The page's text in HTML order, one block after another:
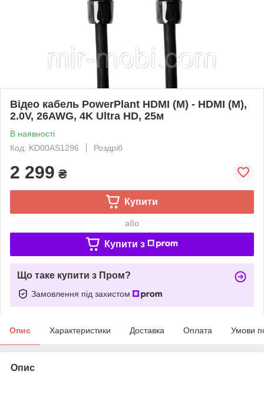
Відео кабель PowerPlant HDMI (M) - HDMI (M),
2.0V, 26AWG, 4K Ultra HD, 25м
В наявності
Код: KD00AS1296
Роздріб
2 299 ₴
Купити
або
Купити з
Що таке купити з Пром?
Замовлення під захистом
Опис Характеристики Доставка Оплата Умови
Опис